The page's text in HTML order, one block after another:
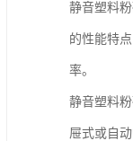
静音塑料
的性能特
率。
静音塑料
屉式或自